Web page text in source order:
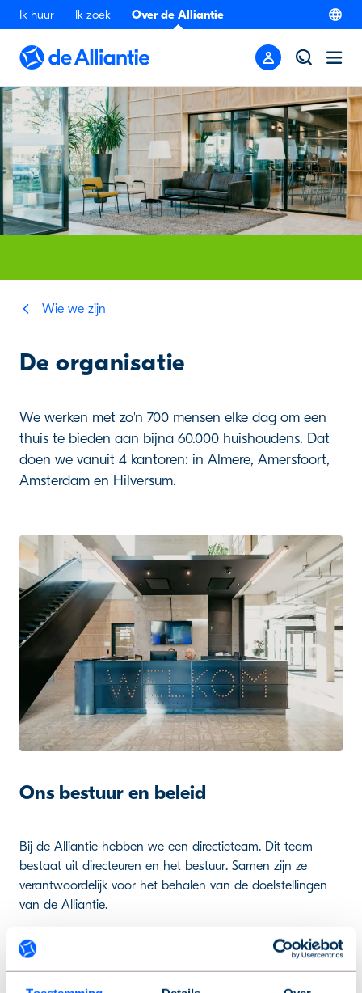
Ik huur Ik zoek Over de Alliantie
Wie we zijn
De organisatie
We werken met zo'n 700 mensen elke dag om een
thuis te bieden aan bijna 60.000 huishoudens. Dat
doen we vanuit 4 kantoren: in Almere, Amersfoort,
Amsterdam en Hilversum.
Ons bestuur en beleid
Bij de Alliantie hebben we een directieteam. Dit team
bestaat uit directeuren en het bestuur. Samen zijn ze
verantwoordelijk voor het behalen van de doelstellingen
van de Alliantie.
Lees meer